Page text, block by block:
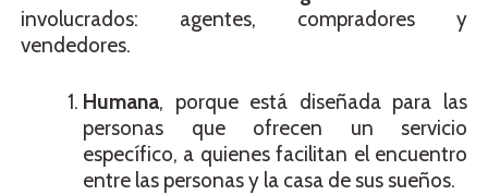
involucrados: agentes, compradores y
vendedores.
Humana, porque está diseñada para las
personas que ofrecen un servicio
específico, a quienes facilitan el encuentro
entre las personas y la casa de sus sueños.